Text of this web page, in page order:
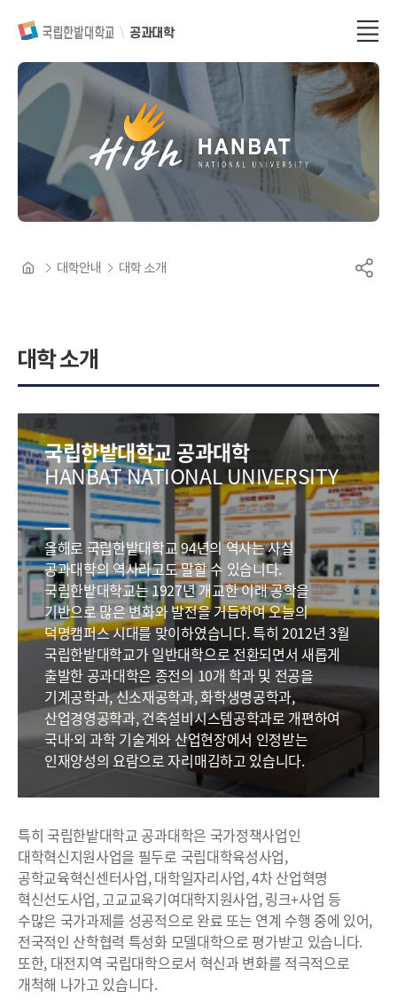
공과대학
대학 소개
대학안내 대학 소개
국립한밭대학교 공과대학
HANBAT NATIONAL UNIVERSITY
올해로 국립한밭대학교 94년의 역사는 사실
공과대학의 역사라고도 말할 수 있습니다.
국립한밭대학교는 1927년 개교한 이래 공학을
기반으로 많은 변화와 발전을 거듭하여 오늘의
덕명캠퍼스 시대를 맞이하였습니다. 특히 2012년 3월
국립한밭대학교가 일반대학으로 전환되면서 새롭게
출발한 공과대학은 종전의 10개 학과 및 전공을
기계공학과, 신소재공학과, 화학생명공학과,
산업경영공학과, 건축설비시스템공학과로 개편하여
국내·외 과학 기술계와 산업현장에서 인정받는
인재양성의 요람으로 자리매김하고 있습니다.
특히 국립한밭대학교 공과대학은 국가정책사업인
대학혁신지원사업을 필두로 국립대학육성사업,
공학교육혁신센터사업, 대학일자리사업, 4차 산업혁명
혁신선도사업, 고교교육기여대학지원사업, 링크+사업 등
수많은 국가과제를 성공적으로 완료 또는 연계 수행 중에 있어,
전국적인 산학협력 특성화 모델대학으로 평가받고 있습니다.
또한, 대전지역 국립대학으로서 혁신과 변화를 적극적으로
개척해 나가고 있습니다.